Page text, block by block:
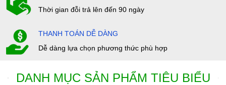
Thời gian đỗi trả lên đến 90 ngày
THANH TOÁN DỄ DÀNG
Dễ dàng lựa chọn phương thức phù hợp
DANH MỤC SẢN PHẨM TIÊU BIỂU